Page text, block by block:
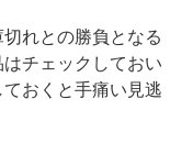
れとの勝負となる
チェックしておい
おくと手痛い見逃